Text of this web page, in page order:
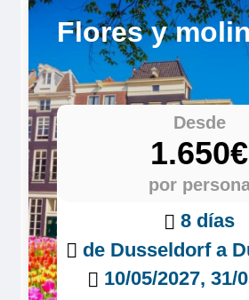
Flores y
Desde
1.650€
por
8 días
de Dusseldorf a
10/05/2027, 31/